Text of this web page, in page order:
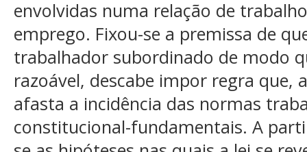
envolvidas numa relação de
emprego. Fixou-se a premissa de
trabalhador subordinado de modo
razoável, descabe impor regra que,
afasta a incidência das normas
constitucional-fundamentais. A